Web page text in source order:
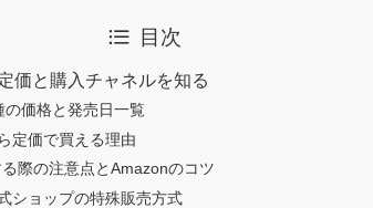
目次
価と購入チャネルを知る
価格と発売日一覧
定価で買える理由
際の注意点とAmazonのコツ
ショップの特殊販売方式